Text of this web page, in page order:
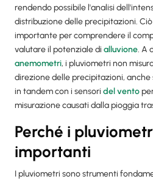
rendendo possibile l'analisi
distribuzione delle precipitazioni.
importante per comprendere il
valutare il potenziale di alluvione. A
anemometri, i pluviometri non
direzione delle precipitazioni, anche
in tandem con i sensori del vento
misurazione causati dalla pioggia
Perché i
importanti
I pluviometri sono strumenti